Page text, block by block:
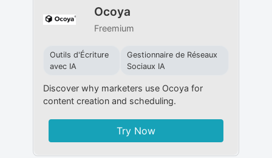
Ocoya
Freemium
Outils d'Écriture
avec IA
Gestionnaire de Réseaux
Sociaux IA
Discover why marketers use Ocoya for
content creation and scheduling.
Try Now